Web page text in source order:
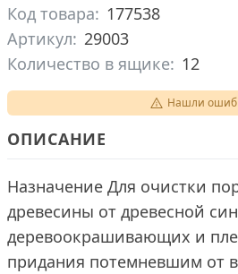
Код товара: 177538
Артикул: 29003
Количество в ящике: 12
Нашли
ОПИСАНИЕ
Назначение Для очистки
древесины от древесной
деревоокрашивающих и
придания потемневшим от